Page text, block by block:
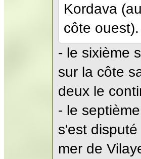
Kordava
côte ouest).
- le sixième
sur la côte
deux le
- le
s'est
mer de